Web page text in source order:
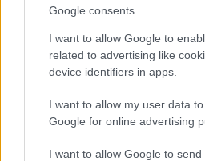
Google consents
I want to allow Google to
related to advertising like
device identifiers in apps.
I want to allow my user data
Google for online advertising
I want to allow Google to send
ΡΟΗ ΕΙΔΗΣΕΩΝ
Δείπνο της ΕΟΠΕ προς τιμήν
παρουσία των Εθνικών ομάδων